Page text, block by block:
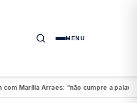
MENU
Arraes: “não cumpre a palavra” ●